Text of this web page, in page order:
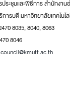
ระชุมและพิธีการ สำนักงาน
ารบดี มหาวิทยาลัยเทคโนโ
8035, 8040, 8063
8046